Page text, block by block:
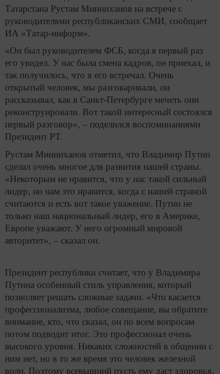
Татарстана Рустам Минниханов на встрече с
руководителями республиканских СМИ, сообщает
ИА «Татар-информ».
«Он был руководителем ФСБ, когда я первый раз
его увидел. У нас была смена кадров, он приехал, и
так получилось, что я его встречал. Очень
открытый человек, мы разговаривали, он
рассказывал, как в Санкт-Петербурге мечеть они
реконструировали. Вот такой интересный состоялся
первый разговор», – поделился воспоминаниями
Президент РТ.
Рустам Минниханов отметил, что Владимир Путин
сделал очень многое для развития нашей страны.
«Некоторым не нравится, что у нас такой сильный
лидер, но нам это нравится, когда с нашей страной
считаются и есть вот такое уважение. Путин не
только наш национальный лидер, его в Америке,
Европе уважают. У него огромный мировой
авторитет», – сказал он.
Президент республики считает, что у Владимира
Путина особенный стиль управления, который
позволяет решать сложные задачи. «Что касается
профессионализма, любое совещание, вы обратите
внимание, кто, что сказал, он по всем вопросам
потом подводит итог. Это профессионал очень
высокого уровня. Никаких сложностей в общении с
ним нет, но в то же время это человек железной
воли. Поэтому всевышний пусть ему даст здоровья,